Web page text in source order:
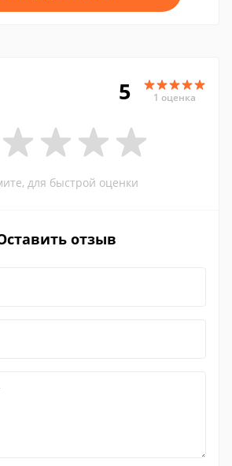
5 1 оценка
для быстрой оценки
отзыв